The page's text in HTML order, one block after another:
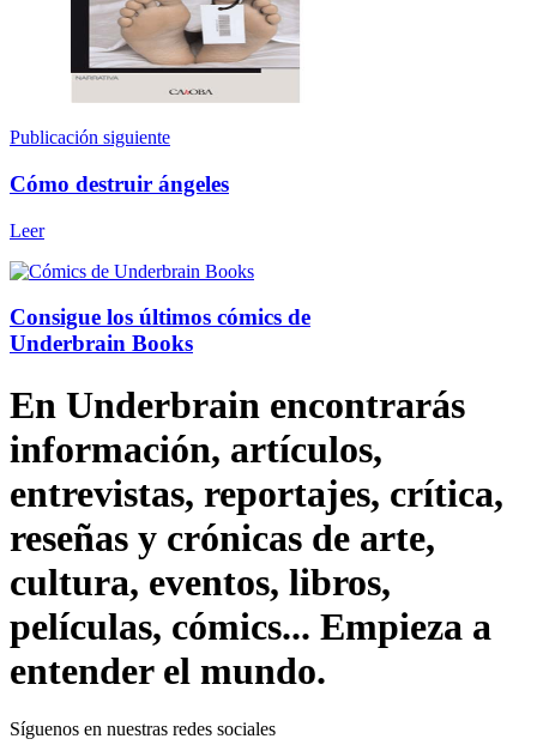
Publicación siguiente
Cómo destruir ángeles
Leer
Consigue los últimos cómics de
Underbrain Books
En Underbrain encontrarás
información, artículos,
entrevistas, reportajes, crítica,
reseñas y crónicas de arte,
cultura, eventos, libros,
películas, cómics... Empieza a
entender el mundo.
Síguenos en nuestras redes sociales